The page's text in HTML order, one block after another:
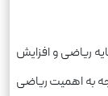
ریاضی و افزایش
به اهمیت ریاضی